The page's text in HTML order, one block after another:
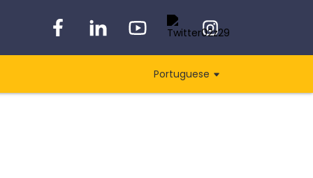
Portuguese